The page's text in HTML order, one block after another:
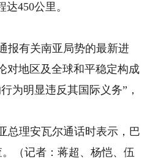
450公里。
有关南亚局势的最新进
对地区及全球和平稳定构成
为明显违反其国际义务”，
理安瓦尔通话时表示，巴
（记者：蒋超、杨恺、伍